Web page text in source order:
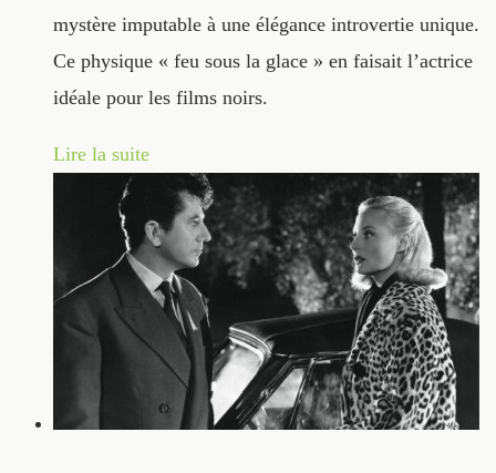
mystère imputable à une élégance introvertie unique.
Ce physique « feu sous la glace » en faisait l’actrice
idéale pour les films noirs.
Lire la suite